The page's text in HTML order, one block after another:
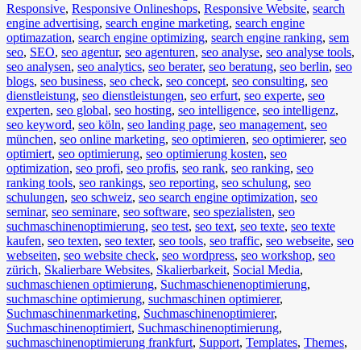
Responsive, Responsive Onlineshops, Responsive Website, search
engine advertising, search engine marketing, search engine
optimazation, search engine optimizing, search engine ranking, sem
seo, SEO, seo agentur, seo agenturen, seo analyse, seo analyse tools,
seo analysen, seo analytics, seo berater, seo beratung, seo berlin, seo
blogs, seo business, seo check, seo concept, seo consulting, seo
dienstleistung, seo dienstleistungen, seo erfurt, seo experte, seo
experten, seo global, seo hosting, seo intelligence, seo intelligenz,
seo keyword, seo köln, seo landing page, seo management, seo
münchen, seo online marketing, seo optimieren, seo optimierer, seo
optimiert, seo optimierung, seo optimierung kosten, seo
optimization, seo profi, seo profis, seo rank, seo ranking, seo
ranking tools, seo rankings, seo reporting, seo schulung, seo
schulungen, seo schweiz, seo search engine optimization, seo
seminar, seo seminare, seo software, seo spezialisten, seo
suchmaschinenoptimierung, seo test, seo text, seo texte, seo texte
kaufen, seo texten, seo texter, seo tools, seo traffic, seo webseite, seo
webseiten, seo website check, seo wordpress, seo workshop, seo
zürich, Skalierbare Websites, Skalierbarkeit, Social Media,
suchmaschienen optimierung, Suchmaschienenoptimierung,
suchmaschine optimierung, suchmaschinen optimierer,
Suchmaschinenmarketing, Suchmaschinenoptimierer,
Suchmaschinenoptimiert, Suchmaschinenoptimierung,
suchmaschinenoptimierung frankfurt, Support, Templates, Themes,